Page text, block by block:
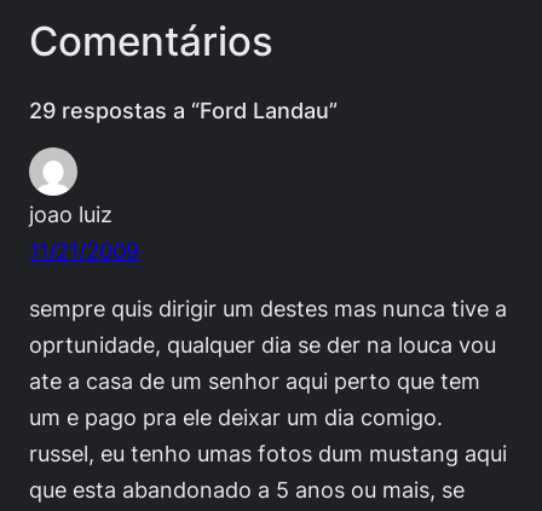
Comentários
29 respostas a “Ford Landau”
joao luiz
11/21/2009
sempre quis dirigir um destes mas nunca tive a
oprtunidade, qualquer dia se der na louca vou
ate a casa de um senhor aqui perto que tem
um e pago pra ele deixar um dia comigo.
russel, eu tenho umas fotos dum mustang aqui
que esta abandonado a 5 anos ou mais, se